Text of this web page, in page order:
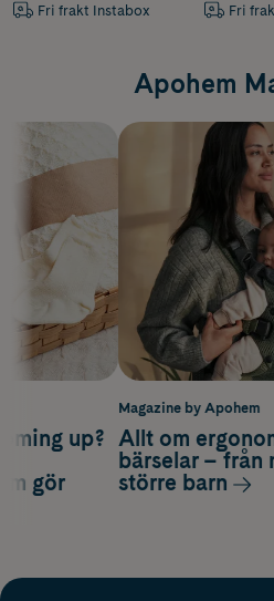
Fri frakt Instabox Fri
Apohem
up?
gör
Magazine by Apohem
Allt om
bärselar – från
större barn